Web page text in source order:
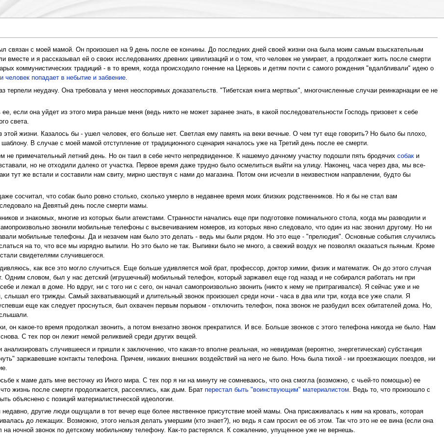
связан с моей мамой. Он произошел на 9 день после ее кончины. До последних дней своей жизни она была моим самым взыскательным
вместе и я рассказывал ей о своих исследованиях древних цивилизаций и о том, что человек не умирает, а продолжает жить после смерти
коммунистических традиций - в то время, когда происходило гонение на Церковь и детям почти с самого рождения "вдалбливали" идею о
человек попадает в небытие и забвение.
терпели неудачу. Она требовала у меня неоспоримых доказательств. "Тибетская книга мертвых", многочисленные случаи реинкарнации ее не
если она уйдет из этого мира раньше меня (ведь никто не может заранее знать, в какой последовательности Господь призовет к себе
света.
жизни. Казалось бы - ушел человек, его больше нет. Светлая ему память на веки вечные. О чем тут еще говорить? Но было бы плохо,
В случае с моей мамой отступление от традиционного сценария началось уже на Третий день после ее смерти.
не примечательный летний день. Но он таил в себе нечто непредвиденное. К нашемуо дачному участку подошли пять бродячих собаки
но не отходили далеко от участка. Первое время даже трудно было осмелиться выйти на улицу. Наконец, часа через два, мы все-
тут же встали и составили нам свиту, мирно шествуя с нами до магазина. Потом они исчезли в неизвестном направлении, будто бы
сосчитал, что собак было ровно столько, сколько умерло в недавнее время моих близких родственников. Но я бы не стал вам
на Девятый день после смерти мамы.
и знакомых, многие из которых были атеистами. Странности начались еще при подготовке поминального стола, когда мы разводили и
звонили мобильные телефоны с высвечиванием номеров, из которых явно следовало, что один из нас звонил другому. Но ни
мобильные телефоны. Да и незачем нам было это делать - ведь мы были рядом. Но это еще - "прелюдия". Основные события случились
на то, что все мы изрядно выпили. Но это было не так. Выпивки было не много, а свежий воздух не позволял оказаться пьяным. Кроме
свидетелями случившегося.
как все это могло случиться. Еще больше удивляется мой брат, профессор, доктор химии, физик и математик. Он до этого случая
Одним словом, был у нас детский (игрушечный) мобильный телефон, который заржавел еще год назад и не собирался работать ни при
и лежал в доме. Но вдруг, ни с того ни с сего, он начал самопроизвольно звонить (никто к нему не притрагивался). Я сейчас уже и не
слышал его трижды. Самый захватывающий и длительный звонок произошел среди ночи - часа в два или три, когда все уже спали. Я
еще как следует проснуться, был охвачен первым порывом - отключить телефон, пока звонок не разбудил всех обитателей дома. Но,
слышали.
он какое-то время продолжал звонить, а потом внезапно звонок прекратился. И все. Больше звонков с этого телефона никогда не было. Нам
снова. С тех пор он лежит немой реликвией среди других вещей.
случившееся и пришли к заключению, что какая-то вполне реальная, но невидимая (вероятно, энергетическая) субстанция
заржавевшие контакты телефона. Причем, никаких внешних воздействий на него не было. Ночь была тихой - ни проезжающих поездов, ни
к маме дать мне весточку из Иного мира. С тех пор я ни на минуту не сомневаюсь, что она смогла (возможно, с чьей-то помощью) ее
жизнь после смерти продолжается, рассеялись, как дым. Брат перестал быть "воинствующим" материалистом. Ведь то, что произошло с
объяснено с позиций материалистической идеологии.
другие люди ощущали в тот вечер еще более явственное присутствие моей мамы. Она присаживалась к ним на кровать, которая
до лежащих. Возможно, этого нельзя делать умершим (кто знает?), но ведь я сам просил ее об этом. Так что это не ее вина (если она
ночной звонок по детскому мобильному телефону. Как-то растерялся. К сожалению, упущенное уже не вернешь.